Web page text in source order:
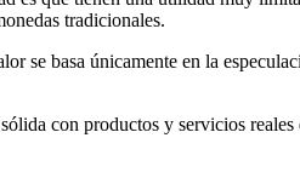
tradicionales.
se basa únicamente en la
con productos y servicios